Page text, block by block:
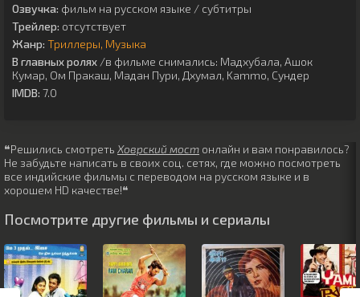
Озвучка: фильм на русском языке / субтитры
Трейлер: отсутствует
Жанр: Триллеры Музыка
В главных ролях /в фильме снимались: Мадхубала, Ашок
Кумар, Ом Пракаш, Мадан Пури, Дхумал, Kammo, Сундер
IMDB: 7.0
❝Решились смотреть Ховрский мост онлайн и вам понравилось?
Не забудьте написать в своих соц. сетях, где можно посмотреть
все индийские фильмы с переводом на русском языке и в
хорошем HD качестве!❝
Посмотрите другие фильмы и сериалы